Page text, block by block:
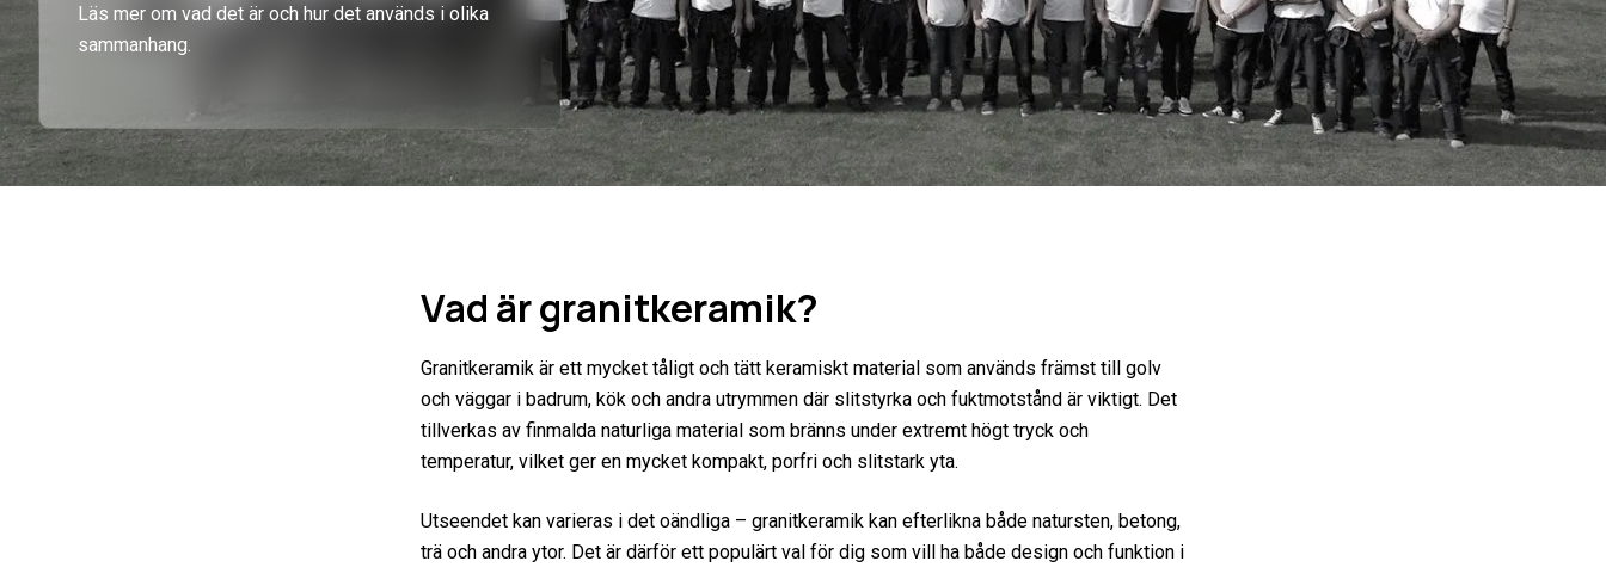
Läs mer om vad det är och hur det används i olika
sammanhang.
Vad är granitkeramik?
Granitkeramik är ett mycket tåligt och tätt keramiskt material som används främst till golv
och väggar i badrum, kök och andra utrymmen där slitstyrka och fuktmotstånd är viktigt. Det
tillverkas av finmalda naturliga material som bränns under extremt högt tryck och
temperatur, vilket ger en mycket kompakt, porfri och slitstark yta.
Utseendet kan varieras i det oändliga – granitkeramik kan efterlikna både natursten, betong,
trä och andra ytor. Det är därför ett populärt val för dig som vill ha både design och funktion i